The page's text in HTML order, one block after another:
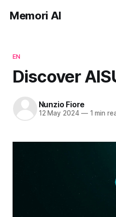
Memori AI
EN
Discover
Nunzio Fiore
12 May 2024 —1 min